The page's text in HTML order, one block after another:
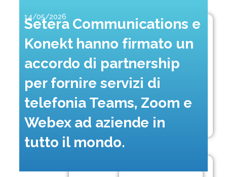
Voice
Worldwide voice network
SIP Trunking
Direct Routing Teams, Zoom, Webex
Coverage
Partner Countries
SETERA AI
La nostra storia
Sostenibilità
Contatti e sedi
14/05/2026
Setera Communications e
Konekt hanno firmato un
accordo di partnership
per fornire servizi di
telefonia Teams, Zoom e
Webex ad aziende in
tutto il mondo.